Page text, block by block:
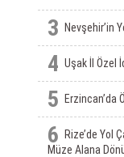
3 Nevşehir’in
4 Uşak İl Özel
5 Erzincan’da
6
Rize’de Yol
Müze Alana